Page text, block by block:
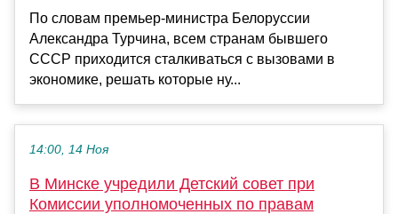
По словам премьер-министра Белоруссии
Александра Турчина, всем странам бывшего
СССР приходится сталкиваться с вызовами в
экономике, решать которые ну...
14:00, 14 Ноя
В Минске учредили Детский совет при
Комиссии уполномоченных по правам